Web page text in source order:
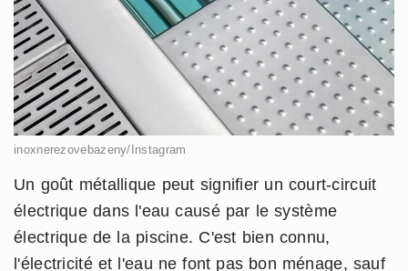
inoxnerezovebazeny/Instagram
Un goût métallique peut signifier un court-circuit
électrique dans l'eau causé par le système
électrique de la piscine. C'est bien connu,
l'électricité et l'eau ne font pas bon ménage, sauf